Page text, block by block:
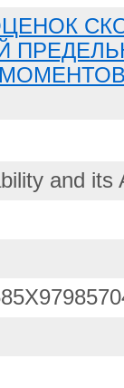
and its